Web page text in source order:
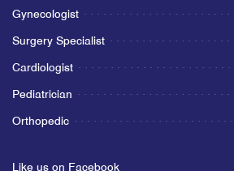
Gynecologist
Surgery Specialist
Cardiologist
Pediatrician
Orthopedic
Like us on Facebook